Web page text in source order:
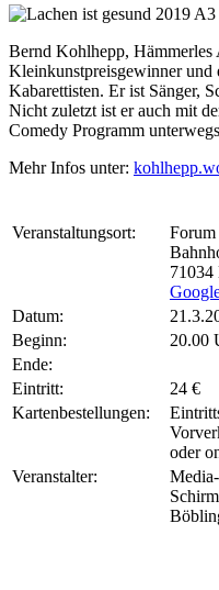
Bernd Kohlhepp, Hämmerles
Kleinkunstpreisgewinner und
Kabarettisten. Er ist Sänger,
Nicht zuletzt ist er auch mit
Comedy Programm
Mehr Infos unter:
Veranstalter:
Veranstaltungsort:
Forum
71034
Datum:
Beginn:
20.00
Ende:
Eintritt:
24 €
Kartenbestellungen:
oder